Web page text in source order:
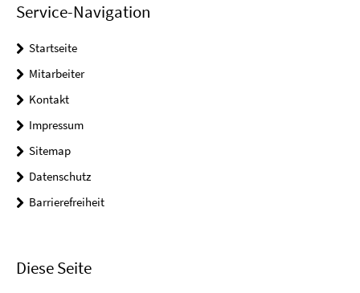
Service-Navigation
Startseite
Mitarbeiter
Kontakt
Impressum
Sitemap
Datenschutz
Barrierefreiheit
Diese Seite